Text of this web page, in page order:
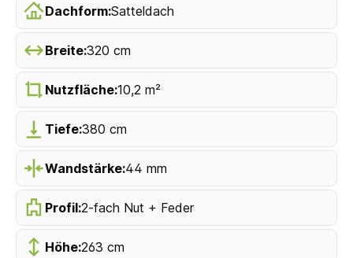
Dachform:Satteldach
Breite:320 cm
Nutzfläche:10,2 m²
Tiefe:380 cm
Wandstärke:44 mm
Profil:2-fach Nut + Feder
Höhe:263 cm